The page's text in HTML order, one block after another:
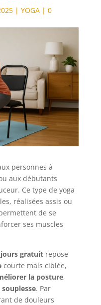
| YOGA| 0
personnes à
aux débutants
Ce type de yoga
réalisées assis ou
de se
ses muscles
jours gratuitrepose
courte mais ciblée,
la posture,
. Par
de douleurs